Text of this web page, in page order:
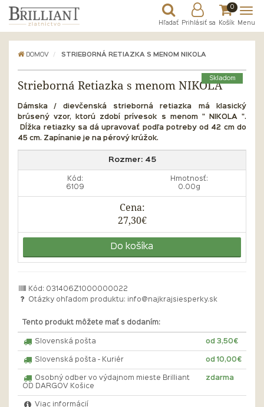
Hľadať Prihlásiť sa
0
Košík Menu
DOMOV STRIEBORNÁ RETIAZKA S MENOM NIKOLA
Skladom
Strieborná Retiazka s menom NIKOLA
Dámska / dievčenská strieborná retiazka má klasický
brúsený vzor, ktorú zdobí prívesok s menom " NIKOLA ".
Dĺžka
retiazky sa dá upravovať podľa potreby od 42 cm do
45 cm. Zapínanie je na pérový krúžok.
Rozmer: 45
Kód:
6109
Hmotnosť:
0.00g
Cena:
27,30€
Do košíka
Kód: 031406Z1000000022
Otázky ohľadom produktu:
info@najkrajsiesperky.sk
Tento produkt môžete mať s dodaním:
Slovenská pošta od 3,50€
Slovenská pošta - Kuriér od 10,00€
Osobný odber vo výdajnom mieste Brilliant
OD DARGOV Košice
zdarma
Viac informácií